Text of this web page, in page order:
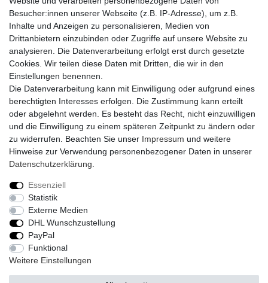
Vorkasse
PayPal
Sofortüberweisung
Kreditkarte
AmazonPay
Bar bei Abholung
Widerrufs­recht Widerrufs­formular Impressum
Daten­schutz­erklärung
© Copyright 2026 | Alle Rechte vorbehalten.
Realisierung und Umsetzung by
Besucher:innen unserer Webseite (z.B. IP-Adresse), um z.B.
Inhalte und Anzeigen zu personalisieren, Medien von
Drittanbietern einzubinden oder Zugriffe auf unsere Website zu
analysieren. Die Datenverarbeitung erfolgt erst durch gesetzte
Cookies. Wir teilen diese Daten mit Dritten, die wir in den
Einstellungen benennen.
Die Datenverarbeitung kann mit Einwilligung oder aufgrund eines
berechtigten Interesses erfolgen. Die Zustimmung kann erteilt
oder abgelehnt werden. Es besteht das Recht, nicht einzuwilligen
und die Einwilligung zu einem späteren Zeitpunkt zu ändern oder
zu widerrufen. Beachten Sie unser Impressum und weitere
Hinweise zur Verwendung personenbezogener Daten in unserer
Daten­schutz­erklärung
Essenziell
Statistik
Externe Medien
DHL Wunschzustellung
PayPal
Funktional
Weitere Einstellungen